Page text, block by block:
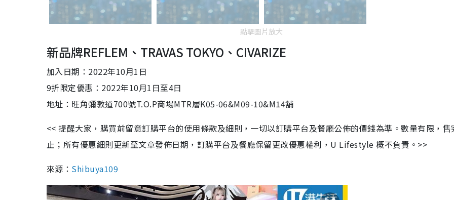
點擊圖片放大
新品牌REFLEM 、 TRAVAS TOKYO 、 CIVARIZE
加入日期： 2022年10月1 日
9折限定優惠： 2022年10月1 日至4日
地址：旺角彌敦道700號T.O.P商場MTR層K05-06&M09-10&M14舖
<< 提醒大家，購買前留意訂購平台的使用條款及細則，一切以訂購平台及餐廳公佈的價錢為準。數量有限，售
止；所有優惠細則更新至文章發佈日期，訂購平台及餐廳保留更改優惠權利，U Lifestyle 概不負責。>>
來源： Shibuya109